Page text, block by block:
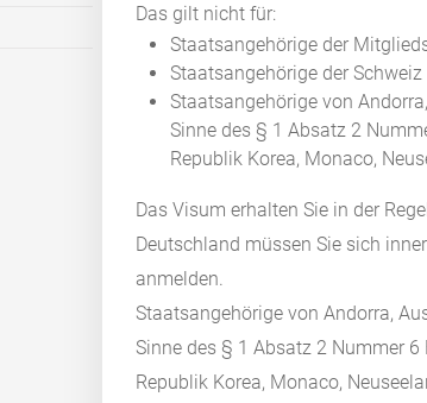
Das gilt nicht für:
Staatsangehörige der
Staatsangehörige der Schweiz
Staatsangehörige von
Sinne des § 1 Absatz 2
Republik Korea, Monaco,
Das Visum erhalten Sie in der
Deutschland müssen Sie sich
anmelden.
Staatsangehörige von Andorra,
Sinne des § 1 Absatz 2 Nummer
Republik Korea, Monaco,